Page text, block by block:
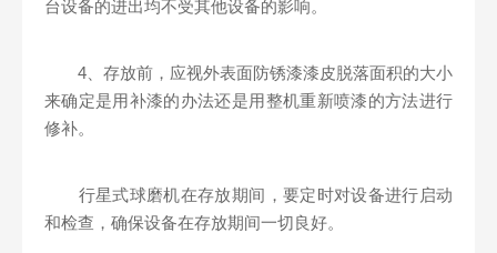
台设备的进出均不受其他设备的影响。
4、存放前，应视外表面防锈漆漆皮脱落面积的大小
来确定是用补漆的办法还是用整机重新喷漆的方法进行
修补。
行星式球磨机在存放期间，要定时对设备进行启动
和检查，确保设备在存放期间一切良好。